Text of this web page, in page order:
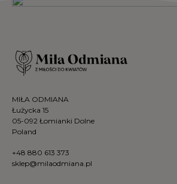
MIŁA ODMIANA
Łużycka 15
05-092 Łomianki Dolne
Poland
+48 880 613 373
sklep@milaodmiana.pl